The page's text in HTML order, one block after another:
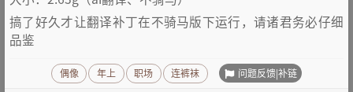
搞了好久才让翻译补丁在不骑马版下运行，请诸君务必仔细
品鉴
偶像 年上 职场 连裤袜 问题反馈|补链